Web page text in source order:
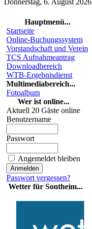
Hauptmenü...
Startseite
Online-Buchungssystem
Vorstandschaft und Verein
TCS Aufnahmeantrag
Downloadbereich
WTB-Ergebnisdienst
Multimediabereich...
Fotoalbum
Wer ist online...
Aktuell 20 Gäste online
Benutzername
Passwort
Angemeldet bleiben
Passwort vergessen?
Wetter für Sontheim...